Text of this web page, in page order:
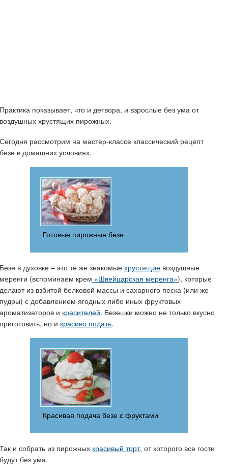
Практика показывает, что и детвора, и взрослые без ума от
воздушных хрустящих пирожных.
Сегодня рассмотрим на мастер-классе классический рецепт
безе в домашних условиях.
Готовые пирожные безе
Безе в духовке – это те же знакомыехрустящие воздушные
меренги (вспоминаем крем «Швейцарская меренга»), которые
делают из взбитой белковой массы и сахарного песка (или же
пудры) с добавлением ягодных либо иных фруктовых
ароматизаторов и красителей. Безешки можно не только вкусно
приготовить, но и красиво подать.
Красивая подача безе с фруктами
Так и собрать из пирожных красивый торт, от которого все гости
будут без ума.